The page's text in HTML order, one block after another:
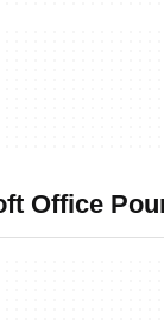
Office